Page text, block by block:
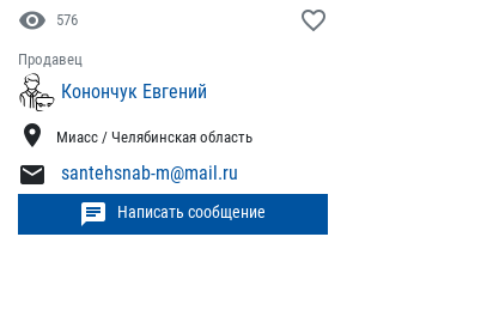
visibility 576 favorite_border
Продавец
Конончук Евгений
location_on Миасс / Челябинская область
mail santehsnab-m@mail.ru
chat Написать сообщение